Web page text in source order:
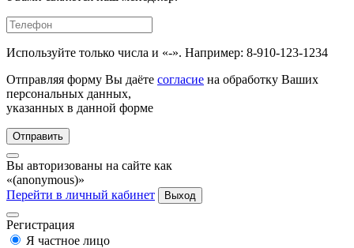
Используйте только числа и «-». Например: 8-910-123-1234
Отправляя форму Вы даёте согласие на обработку Ваших
персональных данных,
указанных в данной форме
Отправить
Вы авторизованы на сайте как
«(anonymous)»
Перейти в личный кабинет
Выход
Регистрация
Я частное лицо